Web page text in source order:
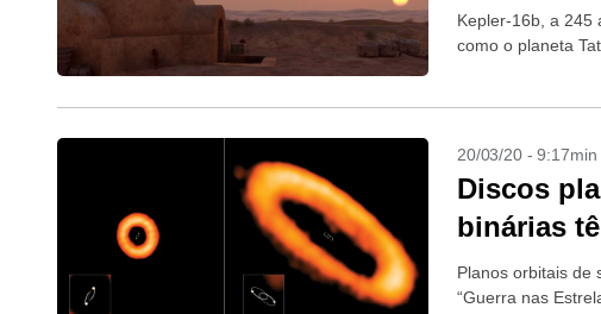
Kepler-16b, a 245
como o planeta
20/03/20 - 9:17min
Discos
binárias
Planos orbitais de
“Guerra nas